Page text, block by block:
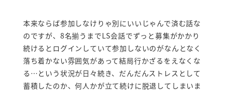
本来ならば参加しなけりゃ別にいいじゃんで済む話な
のですが、8名揃うまでLS会話でずっと募集がかかり
続けるとログインしていて参加しないのがなんとなく
落ち着かない雰囲気があって結局行かざるをえなくな
る…という状況が日々続き、だんだんストレスとして
蓄積したのか、何人かが立て続けに脱退してしまいま